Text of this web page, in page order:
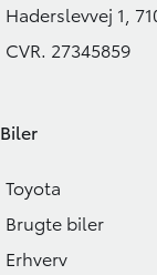
Haderslevvej 1,
CVR. 27345859
Biler
Toyota
Brugte biler
Erhverv